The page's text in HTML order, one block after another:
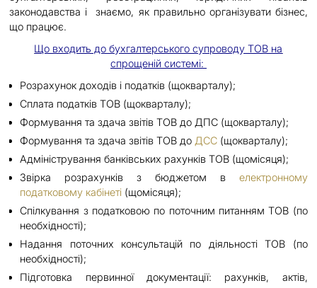
законодавства і знаємо, як правильно організувати бізнес,
що працює.
Що входить до бухгалтерського супроводу ТОВ на
спрощеній системі:
Розрахунок доходів і податків (щокварталу);
Сплата податків ТОВ (щокварталу);
Формування та здача звітів ТОВ до ДПС (щокварталу);
Формування та здача звітів ТОВ до ДСС (щокварталу);
Адміністрування банківських рахунків ТОВ (щомісяця);
Звірка розрахунків з бюджетом в електронному
податковому кабінеті (щомісяця);
Спілкування з податковою по поточним питанням ТОВ (по
необхідності);
Надання поточних консультацій по діяльності ТОВ (по
необхідності);
Підготовка первинної документації: рахунків, актів,